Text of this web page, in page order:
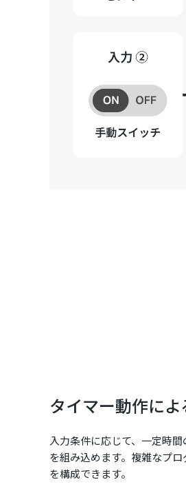
タイマー動作に
入力条件に応じて、一定時
を組み込めます。複雑なプ
を構成できます。